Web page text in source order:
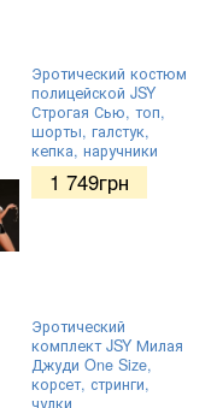
Эротический костюм
полицейской JSY
Строгая Сью, топ,
шорты, галстук,
кепка, наручники
1 749грн
Эротический
комплект JSY Милая
Джуди One Size,
корсет, стринги,
чулки